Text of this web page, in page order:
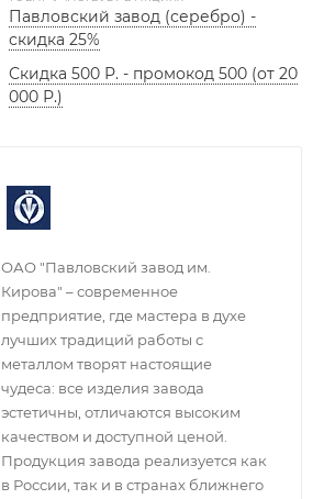
Павловский завод (серебро) -
скидка 25%
Скидка 500 Р. - промокод 500 (от 20
000 Р.)
ОАО "Павловский завод им.
Кирова" – современное
предприятие, где мастера в духе
лучших традиций работы с
металлом творят настоящие
чудеса: все изделия завода
эстетичны, отличаются высоким
качеством и доступной ценой.
Продукция завода реализуется как
в России, так и в странах ближнего